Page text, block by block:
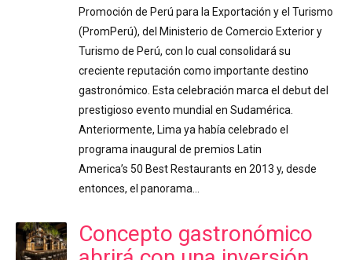
Promoción de Perú para la Exportación y el Turismo
(PromPerú), del Ministerio de Comercio Exterior y
Turismo de Perú, con lo cual consolidará su
creciente reputación como importante destino
gastronómico. Esta celebración marca el debut del
prestigioso evento mundial en Sudamérica.
Anteriormente, Lima ya había celebrado el
programa inaugural de premios Latin
America’s 50 Best Restaurants en 2013 y, desde
entonces, el panorama…
Concepto gastronómico